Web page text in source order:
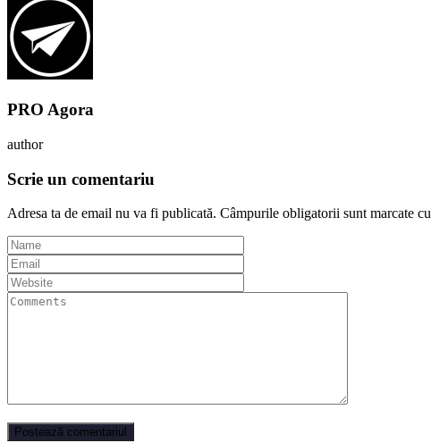
PRO Agora
author
Scrie un comentariu
Adresa ta de email nu va fi publicată. Câmpurile obligatorii sunt marcate cu